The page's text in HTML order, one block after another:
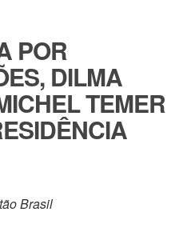
POR
DILMA
TEMER
Brasil